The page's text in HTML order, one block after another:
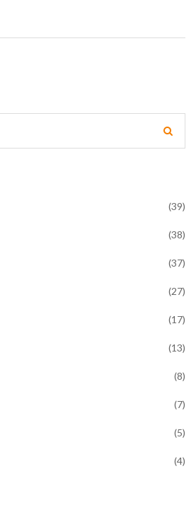
(39)
(38)
(37)
(27)
(17)
(13)
(8)
(7)
(5)
(4)